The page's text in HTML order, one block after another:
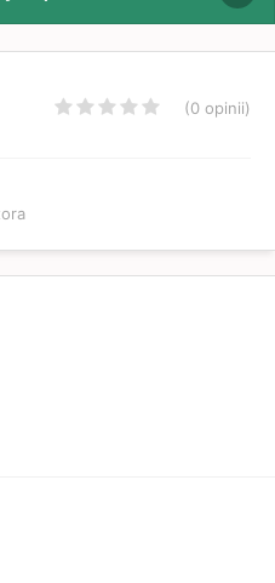
(0 opinii)